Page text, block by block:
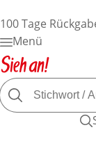
100 Tage
Menü